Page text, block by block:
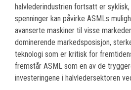
halvlederindustrien fortsatt er
spenninger kan påvirke ASMLs
avanserte maskiner til visse
dominerende markedsposisjon,
teknologi som er kritisk for
fremstår ASML som en av de
investeringene i halvledersektoren